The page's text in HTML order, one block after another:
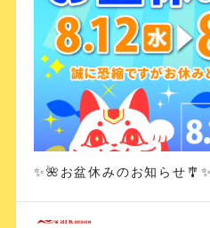
✨🌺お盆休みのお知らせ🎐✨